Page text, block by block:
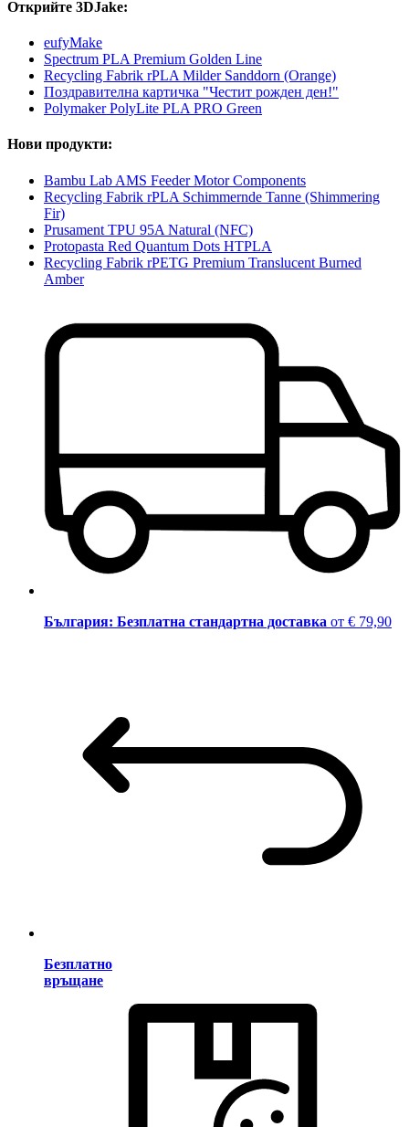
Открийте 3DJake:
eufyMake
Spectrum PLA Premium Golden Line
Recycling Fabrik rPLA Milder Sanddorn (Orange)
Поздравителна картичка "Честит рожден ден!"
Polymaker PolyLite PLA PRO Green
Нови продукти:
Bambu Lab AMS Feeder Motor Components
Recycling Fabrik rPLA Schimmernde Tanne (Shimmering
Fir)
Prusament TPU 95A Natural (NFC)
Protopasta Red Quantum Dots HTPLA
Recycling Fabrik rPETG Premium Translucent Burned
Amber
България: Безплатна стандартна доставка от € 79,90
Безплатно
връщане